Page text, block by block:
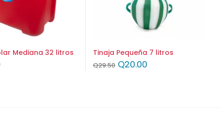
Mediana 32 litros Tinaja Pequeña 7 litros
Q29.50 Q20.00